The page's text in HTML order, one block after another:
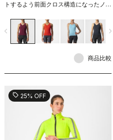
トするよう前面クロス構造になったノー
navigate_before
商品比較
sell 25% OFF